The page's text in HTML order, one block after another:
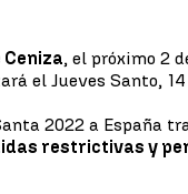
, el próximo 2
el Jueves Santo,
2022 a España
restrictivas y